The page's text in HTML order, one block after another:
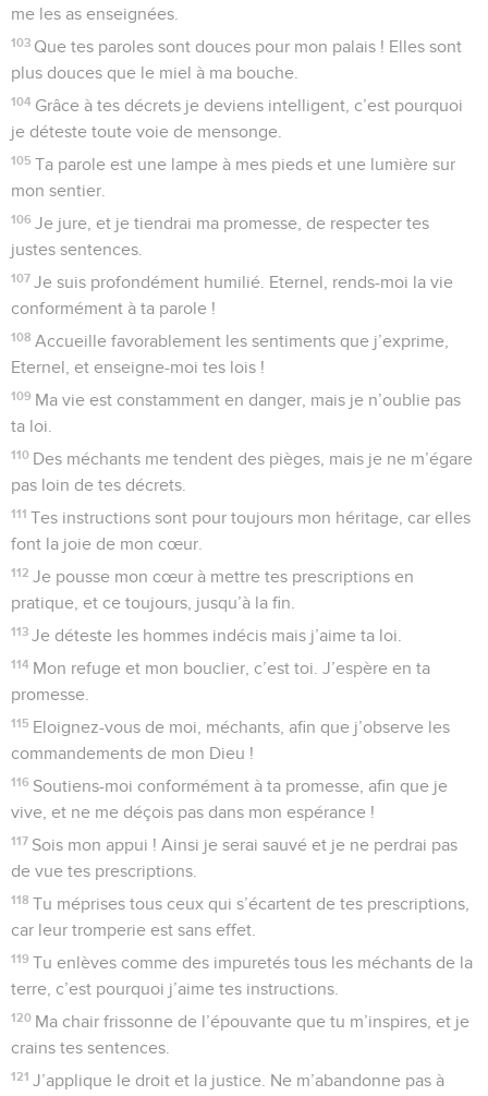
me les as enseignées.
103 Que tes paroles sont douces pour mon palais ! Elles sont
plus douces que le miel à ma bouche.
104 Grâce à tes décrets je deviens intelligent, c’est pourquoi
je déteste toute voie de mensonge.
105 Ta parole est une lampe à mes pieds et une lumière sur
mon sentier.
106 Je jure, et je tiendrai ma promesse, de respecter tes
justes sentences.
107 Je suis profondément humilié. Eternel, rends-moi la vie
conformément à ta parole !
108 Accueille favorablement les sentiments que j’exprime,
Eternel, et enseigne-moi tes lois !
109 Ma vie est constamment en danger, mais je n’oublie pas
ta loi.
110 Des méchants me tendent des pièges, mais je ne m’égare
pas loin de tes décrets.
111 Tes instructions sont pour toujours mon héritage, car elles
font la joie de mon cœur.
112 Je pousse mon cœur à mettre tes prescriptions en
pratique, et ce toujours, jusqu’à la fin.
113 Je déteste les hommes indécis mais j’aime ta loi.
114 Mon refuge et mon bouclier, c’est toi. J’espère en ta
promesse.
115 Eloignez-vous de moi, méchants, afin que j’observe les
commandements de mon Dieu !
116 Soutiens-moi conformément à ta promesse, afin que je
vive, et ne me déçois pas dans mon espérance !
117 Sois mon appui ! Ainsi je serai sauvé et je ne perdrai pas
de vue tes prescriptions.
118 Tu méprises tous ceux qui s’écartent de tes prescriptions,
car leur tromperie est sans effet.
119 Tu enlèves comme des impuretés tous les méchants de la
terre, c’est pourquoi j’aime tes instructions.
120 Ma chair frissonne de l’épouvante que tu m’inspires, et je
crains tes sentences.
121 J’applique le droit et la justice. Ne m’abandonne pas à